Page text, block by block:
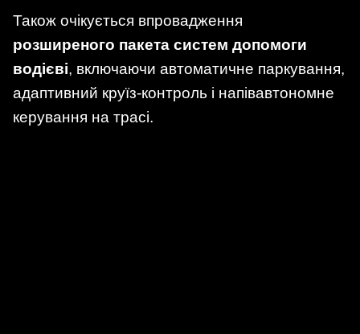
Також очікується впровадження
розширеного пакета систем допомоги
водієві, включаючи автоматичне паркування,
адаптивний круїз-контроль і напівавтономне
керування на трасі.